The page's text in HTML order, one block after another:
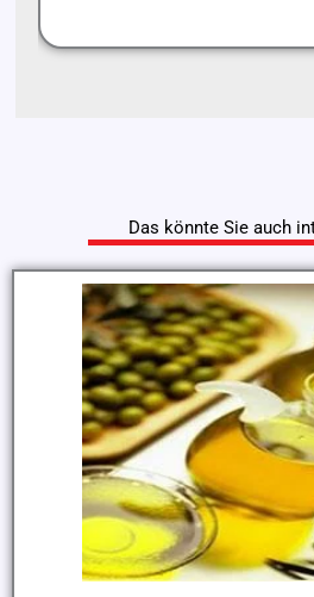
Das könnte Sie auch